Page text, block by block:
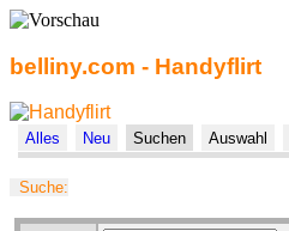
belliny.com - Handyflirt
Alles Neu Suchen Auswahl
Suche: